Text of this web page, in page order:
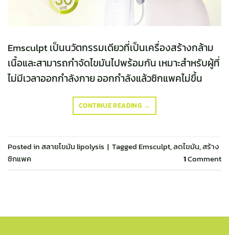
Emsculpt เป็นนวัตกรรมเดียวที่เป็นเครื่องสร้างกล้าม
เนื้อและสามารถกำจัดไขมันไปพร้อมกัน เหมาะสำหรับผู้ที่
ไม่มีเวลาออกกำลังกาย ออกกำลังแล้วซิกแพคไม่ขึ้น
CONTINUE READING →
Posted inสลายไขมัน lipolysis | Tagged Emsculpt,ลดไขมัน,สร้าง
ซิกแพค
1Comment